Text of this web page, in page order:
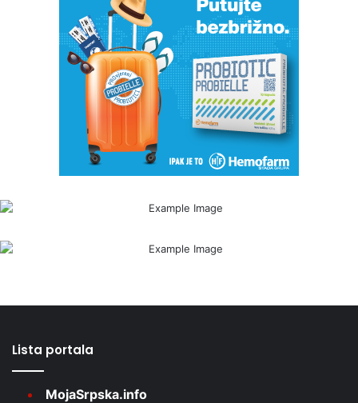
Lista portala
MojaSrpska.info